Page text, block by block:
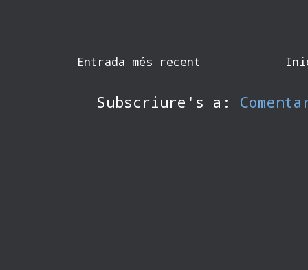
Entrada més recent
Subscriure's a: